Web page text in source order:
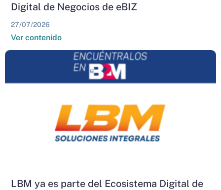
Digital de Negocios de eBIZ
27/07/2026
Ver contenido
LBM ya es parte del Ecosistema Digital de